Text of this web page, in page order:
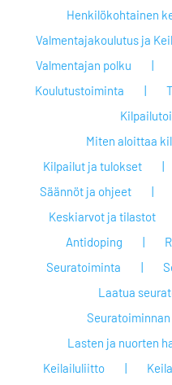
Henkilökohtainen
Valmentajakoulutus ja
Valmentajan polku
Koulutustoiminta
Miten aloittaa
Kilpailut ja tulokset
Säännöt ja ohjeet
Keskiarvot ja tilastot
Antidoping
Seuratoiminta
Laatua
Lasten ja nuorten
Keilailuliitto